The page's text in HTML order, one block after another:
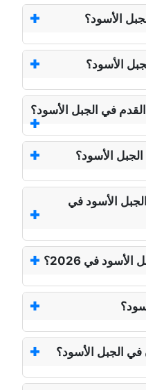
الأسود؟
الأسود؟
في الجبل الأسود؟
الأسود؟
الأسود في
في 2026؟
الجبل الأسود؟